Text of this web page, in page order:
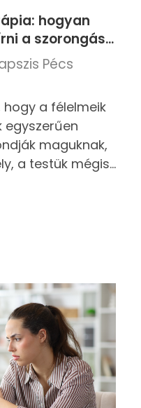
hogyan
a szorongást
Pécs
a félelmeik
egyszerűen
maguknak,
a testük mégis
kezdik